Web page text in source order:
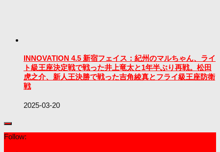
INNOVATION 4.5 新宿フェイス：紀州のマルちゃん、ライ
ト級王座決定戦で戦った井上竜太と1年半ぶり再戦。松田
虎之介、新人王決勝で戦った吉角綾真とフライ級王座防衛
戦
2025-03-20
Follow: